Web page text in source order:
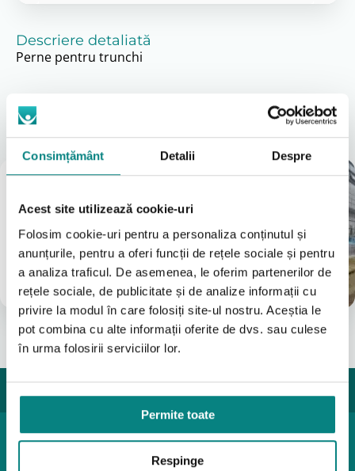
Consimțământ Detalii Despre
Acest site utilizează cookie-uri
Folosim cookie-uri pentru a personaliza conținutul și
anunțurile, pentru a oferi funcții de rețele sociale și pentru
a analiza traficul. De asemenea, le oferim partenerilor de
rețele sociale, de publicitate și de analize informații cu
privire la modul în care folosiți site-ul nostru. Aceștia le
pot combina cu alte informații oferite de dvs. sau culese
în urma folosirii serviciilor lor.
Permite toate
Respinge
Descriere detaliată
Perne pentru trunchi
Magazin
Bulevardul Iuliu Maniu 7-11
031 8288200
0755631235
info@adapt.ro
Produse pediatrice